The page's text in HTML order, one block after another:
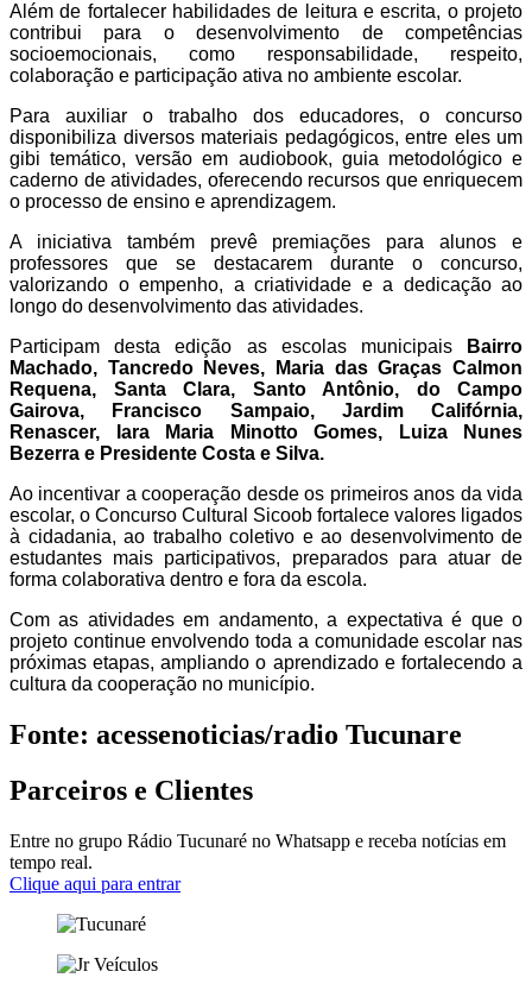
Além de fortalecer habilidades de leitura e escrita, o projeto
contribui para o desenvolvimento de competências
socioemocionais, como responsabilidade, respeito,
colaboração e participação ativa no ambiente escolar.
Para auxiliar o trabalho dos educadores, o concurso
disponibiliza diversos materiais pedagógicos, entre eles um
gibi temático, versão em audiobook, guia metodológico e
caderno de atividades, oferecendo recursos que enriquecem
o processo de ensino e aprendizagem.
A iniciativa também prevê premiações para alunos e
professores que se destacarem durante o concurso,
valorizando o empenho, a criatividade e a dedicação ao
longo do desenvolvimento das atividades.
Participam desta edição as escolas municipais
Bairro
Machado, Tancredo Neves, Maria das Graças Calmon
Requena, Santa Clara, Santo Antônio, do Campo
Gairova, Francisco Sampaio, Jardim Califórnia,
Renascer, Iara Maria Minotto Gomes, Luiza Nunes
Bezerra e Presidente Costa e Silva.
Ao incentivar a cooperação desde os primeiros anos da vida
escolar, o Concurso Cultural Sicoob fortalece valores ligados
à cidadania, ao trabalho coletivo e ao desenvolvimento de
estudantes mais participativos, preparados para atuar de
forma colaborativa dentro e fora da escola.
Com as atividades em andamento, a expectativa é que o
projeto continue envolvendo toda a comunidade escolar nas
próximas etapas, ampliando o aprendizado e fortalecendo a
cultura da cooperação no município.
Fonte: acessenoticias/radio Tucunare
Parceiros e Clientes
Entre no grupo Rádio Tucunaré no Whatsapp e receba notícias em
tempo real.
Clique aqui para entrar